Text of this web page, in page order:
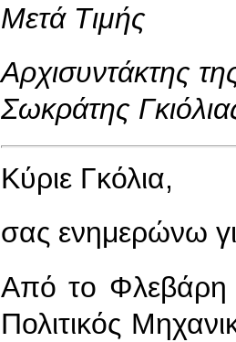
Μετά Τιμής
Αρχισυντάκτης
Σωκράτης
Κύριε Γκόλια,
σας ενημερώνω
Από το Φλεβάρη
Πολιτικός